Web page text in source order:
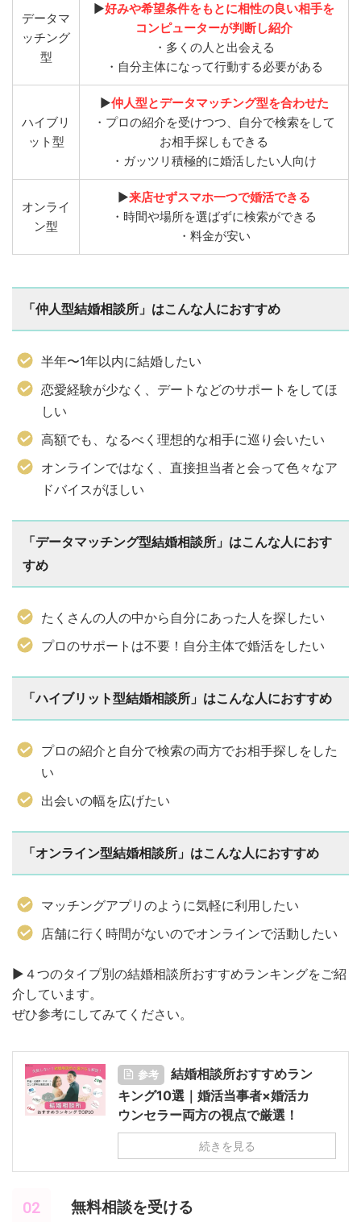
データマ
ッチング
型
▶︎好みや希望条件をもとに相性の良い相手を
コンピューターが判断し紹介
・多くの人と出会える
・自分主体になって行動する必要がある
ハイブリ
ット型
▶︎仲人型とデータマッチング型を合わせた
・プロの紹介を受けつつ、自分で検索をして
お相手探しもできる
・ガッツリ積極的に婚活したい人向け
オンライ
ン型
▶︎来店せずスマホ一つで婚活できる
・時間や場所を選ばずに検索ができる
・料金が安い
「仲人型結婚相談所」はこんな人におすすめ
半年〜1年以内に結婚したい
恋愛経験が少なく、デートなどのサポートをしてほ
しい
高額でも、なるべく理想的な相手に巡り会いたい
オンラインではなく、直接担当者と会って色々なア
ドバイスがほしい
「データマッチング型結婚相談所」はこんな人におす
すめ
たくさんの人の中から自分にあった人を探したい
プロのサポートは不要！自分主体で婚活をしたい
「ハイブリット型結婚相談所」はこんな人におすすめ
プロの紹介と自分で検索の両方でお相手探しをした
い
出会いの幅を広げたい
「オンライン型結婚相談所」はこんな人におすすめ
マッチングアプリのように気軽に利用したい
店舗に行く時間がないのでオンラインで活動したい
▶︎４つのタイプ別の結婚相談所おすすめランキングをご紹
介しています。
ぜひ参考にしてみてください。
参考
結婚相談所おすすめラン
キング10選｜婚活当事者×婚活カ
ウンセラー両方の視点で厳選！
続きを見る
無料相談を受ける